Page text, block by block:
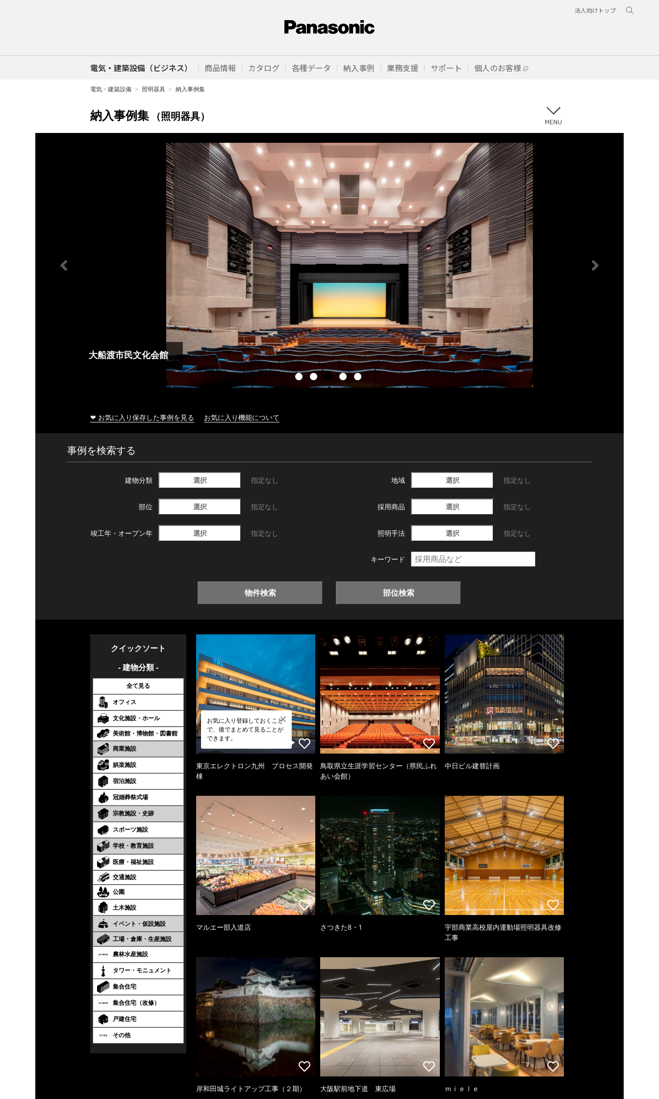
法人向けトップ
電気・建築設備（ビジネス） 商品情報 カタログ 各種データ 納入事例 業務支援 サポート 個人のお客様
電気・建築設備 照明器具 納入事例集
納入事例集 （照明器具）
大船渡市民文化会館
❤ お気に入り保存した事例を見る お気に入り機能について
事例を検索する
建物分類 選択 指定なし 地域 選択 指定なし
部位 選択 指定なし 採用商品 選択 指定なし
竣工年・ オープン年 選択 指定なし 照明手法 選択 指定なし
キーワード
物件検索 部位検索
クイックソート
- 建物分類 -
全て見る
オフィス
文化施設・ホール
美術館・博物館・図書館
商業施設
娯楽施設
宿泊施設
冠婚葬祭式場
宗教施設・史跡
スポーツ施設
学校・教育施設
医療・福祉施設
交通施設
公園
土木施設
イベント・仮設施設
工場・倉庫・生産施設
農林水産施設
タワー・モニュメント
集合住宅
集合住宅（改修）
戸建住宅
その他
お気に入り登録しておくこと
で、後でまとめて見ることが
できます。
東京エレクトロン九州 プロセス開発
棟
鳥取県立生涯学習センター（県民ふれ
あい会館）
中日ビル建替計画
マルエー部入道店 さつきた8・1
宇部商業高校屋内運動場照明器具改修
工事
岸和田城ライトアップ工事（２期） 大阪駅前地下道 東広場 ｍｉｅｌｅ